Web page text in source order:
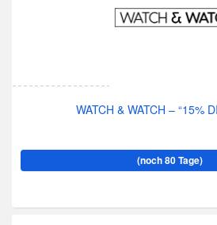
WATCH & WATCH – “15%
(noch 80 Tage)